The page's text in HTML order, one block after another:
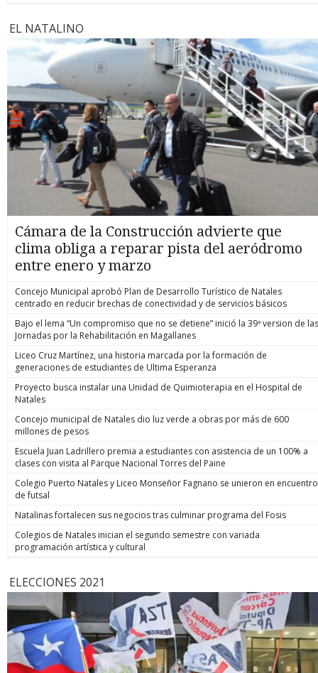
EL NATALINO
Cámara de la Construcción advierte que
clima obliga a reparar pista del aeródromo
entre enero y marzo
Concejo Municipal aprobó Plan de Desarrollo Turístico de Natales
centrado en reducir brechas de conectividad y de servicios básicos
Bajo el lema “Un compromiso que no se detiene” inició la 39ª version de las
Jornadas por la Rehabilitación en Magallanes
Liceo Cruz Martínez, una historia marcada por la formación de
generaciones de estudiantes de Ultima Esperanza
Proyecto busca instalar una Unidad de Quimioterapia en el Hospital de
Natales
Concejo municipal de Natales dio luz verde a obras por más de 600
millones de pesos
Escuela Juan Ladrillero premia a estudiantes con asistencia de un 100% a
clases con visita al Parque Nacional Torres del Paine
Colegio Puerto Natales y Liceo Monseñor Fagnano se unieron en encuentro
de futsal
Natalinas fortalecen sus negocios tras culminar programa del Fosis
Colegios de Natales inician el segundo semestre con variada
programación artística y cultural
ELECCIONES 2021